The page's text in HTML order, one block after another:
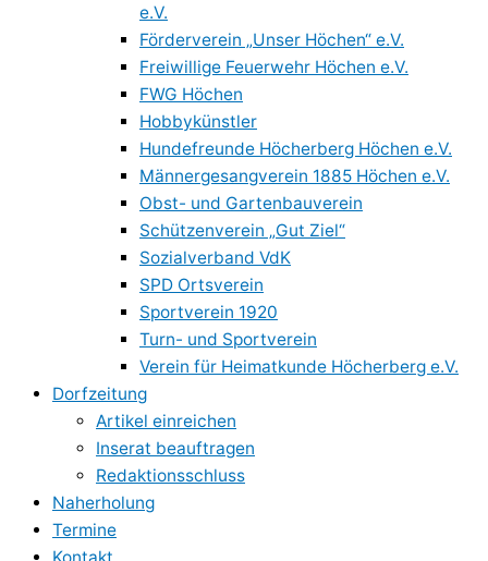
e.V.
Förderverein „Unser Höchen“ e.V.
Freiwillige Feuerwehr Höchen e.V.
FWG Höchen
Hobbykünstler
Hundefreunde Höcherberg Höchen e.V.
Männergesangverein 1885 Höchen e.V.
Obst- und Gartenbauverein
Schützenverein „Gut Ziel“
Sozialverband VdK
SPD Ortsverein
Sportverein 1920
Turn- und Sportverein
Verein für Heimatkunde Höcherberg e.V.
Dorfzeitung
Artikel einreichen
Inserat beauftragen
Redaktionsschluss
Naherholung
Termine
Kontakt